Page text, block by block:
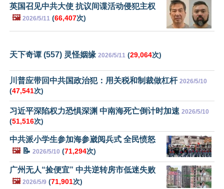
英国召见中共大使 抗议间谍活动侵犯主权
🖼️ 2026/5/11 (66,407次)
天下奇谭 (557) 灵怪姻缘 2026/5/11 (29,064次)
川普应带回中共国政治犯：用关税和制裁做杠杆 2026/5/10
(47,541次)
习近平深陷权力恐惧深渊 中南海死亡倒计时加速 2026/5/10
(51,516次)
中共派小学生参加海参崴阅兵式 全民愤怒
🖼️📝 2026/5/10 (71,294次)
广州无人“捡便宜” 中共逆转房市低迷失败
🖼️ 2026/5/9 (71,901次)